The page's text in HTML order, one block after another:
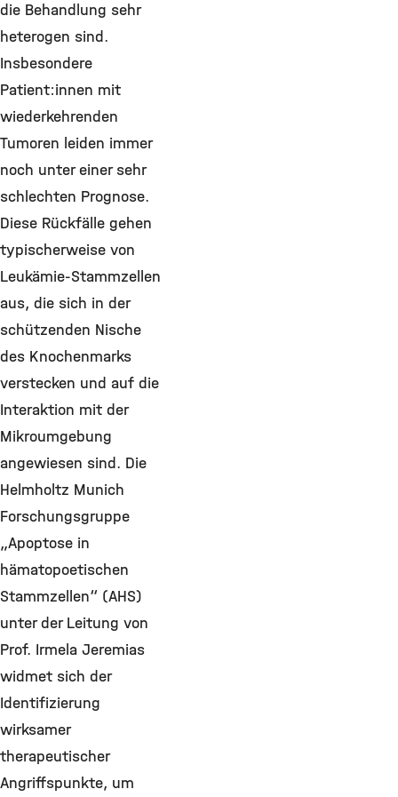
die Behandlung sehr
heterogen sind.
Insbesondere
Patient:innen mit
wiederkehrenden
Tumoren leiden immer
noch unter einer sehr
schlechten Prognose.
Diese Rückfälle gehen
typischerweise von
Leukämie-Stammzellen
aus, die sich in der
schützenden Nische
des Knochenmarks
verstecken und auf die
Interaktion mit der
Mikroumgebung
angewiesen sind. Die
Helmholtz Munich
Forschungsgruppe
„Apoptose in
hämatopoetischen
Stammzellen“ (AHS)
unter der Leitung von
Prof. Irmela Jeremias
widmet sich der
Identifizierung
wirksamer
therapeutischer
Angriffspunkte, um